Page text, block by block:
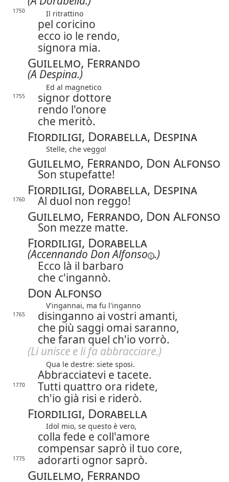
1750 Il ritrattino
pel coricino
ecco io le rendo,
signora mia.
Guilelmo, Ferrando
(A Despina.)
Ed al magnetico
1755
signor dottore
rendo l'onore
che meritò.
Fiordiligi, Dorabella, Despina
Stelle, che veggo!
Guilelmo, Ferrando, Don Alfonso
Son stupefatte!
Fiordiligi, Dorabella, Despina
1760 Al duol non reggo!
Guilelmo, Ferrando, Don Alfonso
Son mezze matte.
Fiordiligi, Dorabella
(Accennando Don Alfonso .)
Ecco là il barbaro
che c'ingannò.
Don Alfonso
V'ingannai, ma fu l'inganno
1765
disinganno ai vostri amanti,
che più saggi omai saranno,
che faran quel ch'io vorrò.
(Li unisce e li fa abbracciare.)
Qua le destre: siete sposi.
Abbracciatevi e tacete.
1770
Tutti quattro ora ridete,
ch'io già risi e riderò.
Fiordiligi, Dorabella
Idol mio, se questo è vero,
colla fede e coll'amore
compensar saprò il tuo core,
1775 adorarti ognor saprò.
Guilelmo, Ferrando